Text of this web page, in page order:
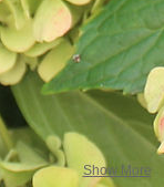
Show More